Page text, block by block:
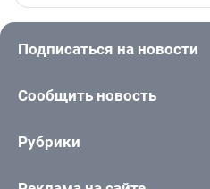
Подписаться на новости
Сообщить новость
Рубрики